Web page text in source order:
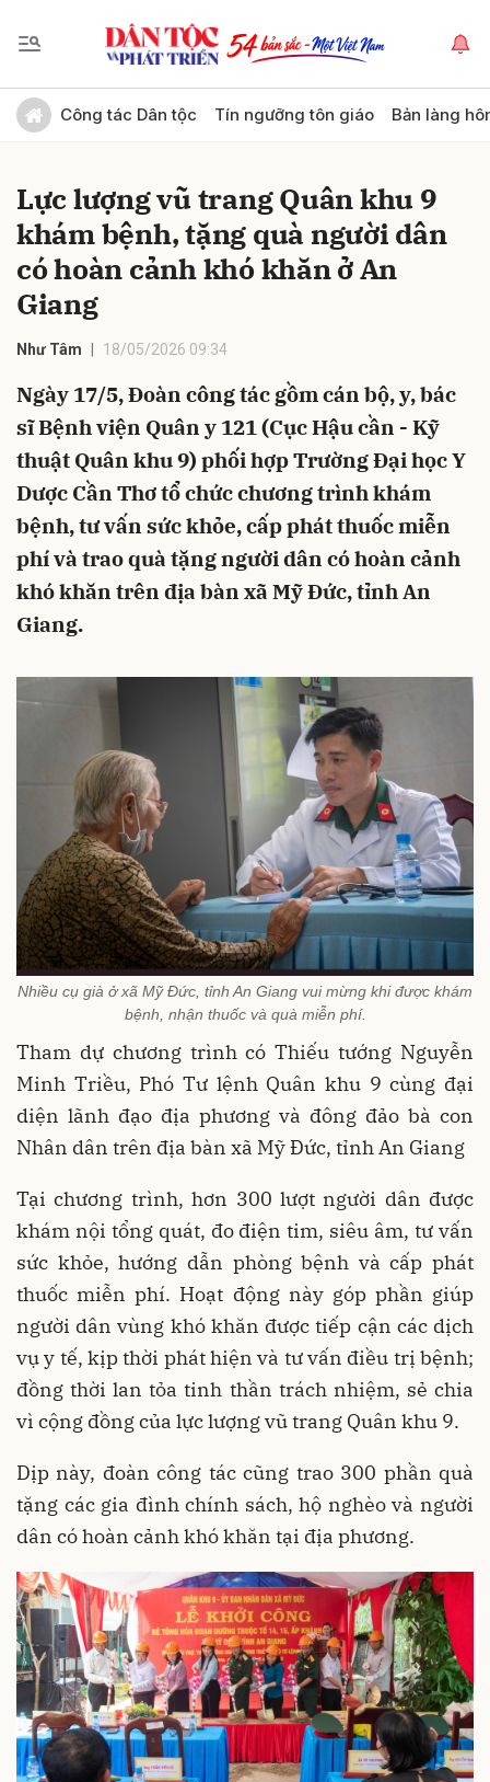
Công tác Dân tộc Tín ngưỡng tôn giáo Bản làng
Lực lượng vũ trang Quân khu 9
khám bệnh, tặng quà người dân
có hoàn cảnh khó khăn ở An
Giang
Như Tâm 18/05/2026 09:34
Ngày 17/5, Đoàn công tác gồm cán bộ, y, bác
sĩ Bệnh viện Quân y 121 (Cục Hậu cần - Kỹ
thuật Quân khu 9) phối hợp Trường Đại học Y
Dược Cần Thơ tổ chức chương trình khám
bệnh, tư vấn sức khỏe, cấp phát thuốc miễn
phí và trao quà tặng người dân có hoàn cảnh
khó khăn trên địa bàn xã Mỹ Đức, tỉnh An
Giang.
Nhiều cụ già ở xã Mỹ Đức, tỉnh An Giang vui mừng khi được khám
bệnh, nhận thuốc và quà miễn phí.
Tham dự chương trình có Thiếu tướng Nguyễn
Minh Triều, Phó Tư lệnh Quân khu 9 cùng đại
diện lãnh đạo địa phương và đông đảo bà con
Nhân dân trên địa bàn xã Mỹ Đức, tỉnh An Giang
Tại chương trình, hơn 300 lượt người dân được
khám nội tổng quát, đo điện tim, siêu âm, tư vấn
sức khỏe, hướng dẫn phòng bệnh và cấp phát
thuốc miễn phí. Hoạt động này góp phần giúp
người dân vùng khó khăn được tiếp cận các dịch
vụ y tế, kịp thời phát hiện và tư vấn điều trị bệnh;
đồng thời lan tỏa tinh thần trách nhiệm, sẻ chia
vì cộng đồng của lực lượng vũ trang Quân khu 9.
Dịp này, đoàn công tác cũng trao 300 phần quà
tặng các gia đình chính sách, hộ nghèo và người
dân có hoàn cảnh khó khăn tại địa phương.
Gửi bình luận